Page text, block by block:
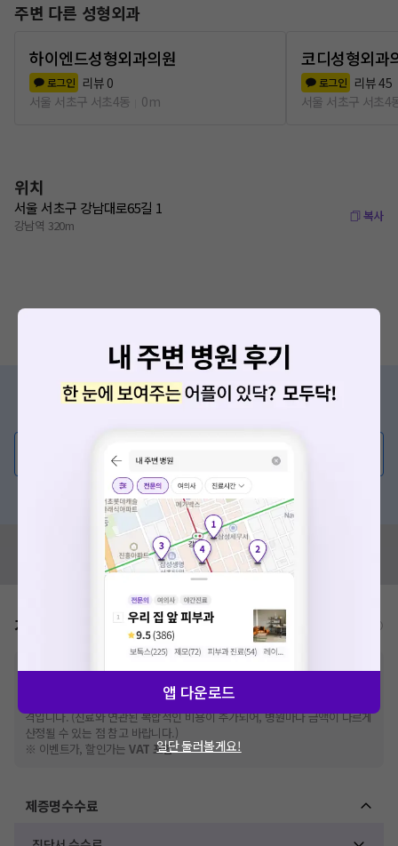
주변 다른 성형외과
하이엔드성형외과의원
로그인 리뷰 0
서울 서초구 서초4동
0m
코디성형외과
로그인 리뷰45
서울 서초구 서초4
위치
서울 서초구 강남대로65길 1
강남역 320m
복사
증상/치료, 궁금한 점이 있나요?
💬 무엇이든 물어보세요
혹은, 의료상담 서비스에 다양한 게시글 보러가기
혹시 잘못된 병원정보가 있나요?
모두닥 팀에 알려주세요!
가격표 비급여/급여 진료란?
※비급여 항목의 경우,추가비용 등으로 실제 가격과 상이할 수 있으니, 정확
한 가격은 해당 의료기관에 직접 문의해주세요.
건강보험심사평가원에 고지되어 있는 급여 진료 기준 가
격입니다. (진료와 연관된 복합적인 비용이 추가되어, 병원마다 금액이 다르게
산정될 수 있는 점 참고 바랍니다.)
※ 이벤트가, 할인가는VAT 포함
제증명수수료
앱 다운로드
일단 둘러볼게요!